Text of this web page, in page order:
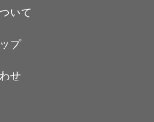
いて
プ
せ